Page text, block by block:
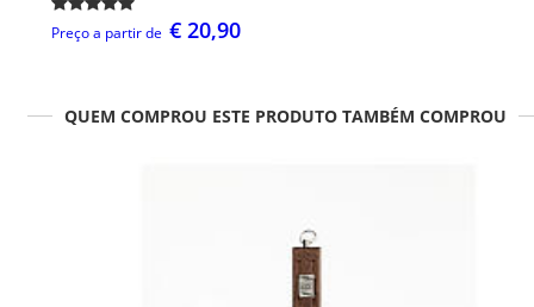
Preço a partir de € 20,90
QUEM COMPROU ESTE PRODUTO TAMBÉM COMPROU